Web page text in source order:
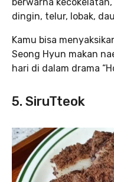
berwarna
dingin, telur, lobak,
Kamu bisa
Seong Hyun makan
hari di dalam drama
5. SiruTteok